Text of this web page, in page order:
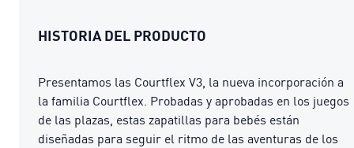
HISTORIA DEL PRODUCTO
Presentamos las Courtflex V3, la nueva incorporación a
la familia Courtflex. Probadas y aprobadas en los juegos
de las plazas, estas zapatillas para bebés están
diseñadas para seguir el ritmo de las aventuras de los